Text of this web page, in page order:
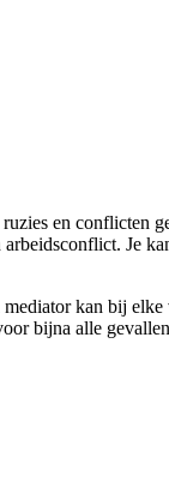
en conflicten
Je
kan bij
bijna alle